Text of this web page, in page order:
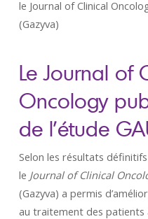
le Journal of Clinical
(Gazyva)
Le Journal of
Oncology
de l’étude
Selon les résultats définitifs
le Journal of Clinical
(Gazyva) a permis
au traitement des patients